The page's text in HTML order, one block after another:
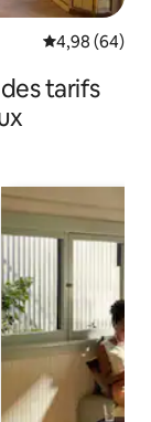
Évaluation
4,98 (64)
tarifs